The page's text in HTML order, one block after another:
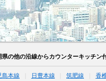
県の他の沿線からカウンターキッチン
島本線 日豊本線 筑肥線 香